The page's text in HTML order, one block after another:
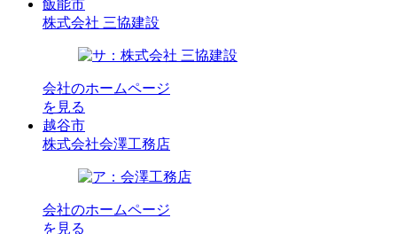
飯能市
株式会社 三協建設
会社のホームページ
を見る
越谷市
株式会社会澤工務店
会社のホームページ
を見る